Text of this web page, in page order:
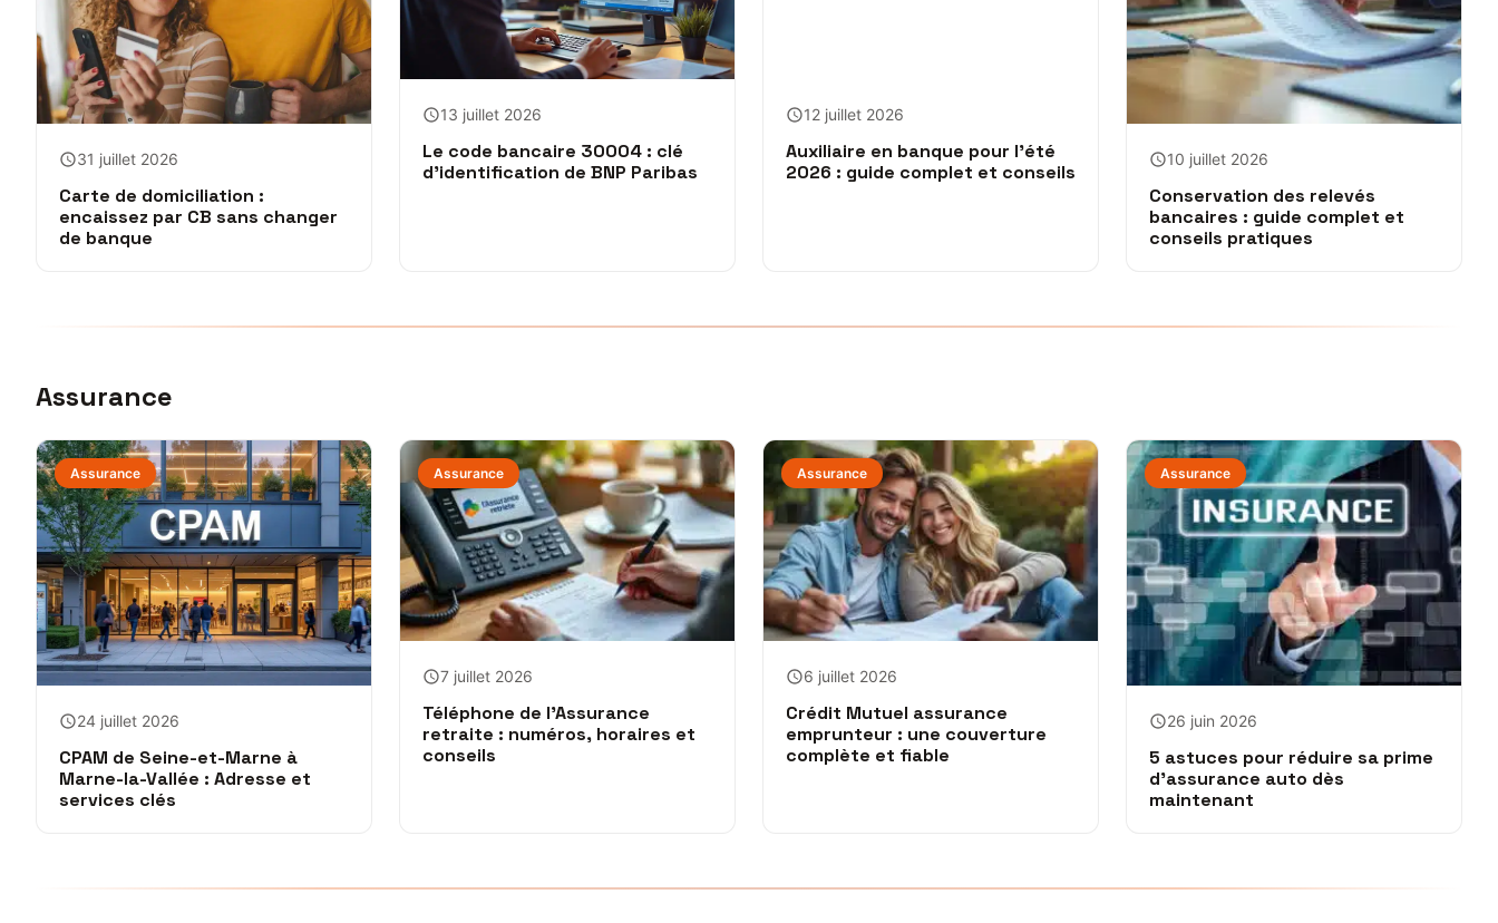
31 juillet 2026
Carte de domiciliation :
encaissez par CB sans changer
de banque
13 juillet 2026
Le code bancaire 30004 : clé
d’identification de BNP Paribas
12 juillet 2026
Auxiliaire en banque pour l’été
2026 : guide complet et conseils
10 juillet 2026
Conservation des relevés
bancaires : guide complet et
conseils pratiques
Assurance
Assurance
24 juillet 2026
CPAM de Seine-et-Marne à
Marne-la-Vallée : Adresse et
services clés
Assurance
7 juillet 2026
Téléphone de l’Assurance
retraite : numéros, horaires et
conseils
Assurance
6 juillet 2026
Crédit Mutuel assurance
emprunteur : une couverture
complète et fiable
Assurance
26 juin 2026
5 astuces pour réduire sa prime
d’assurance auto dès
maintenant